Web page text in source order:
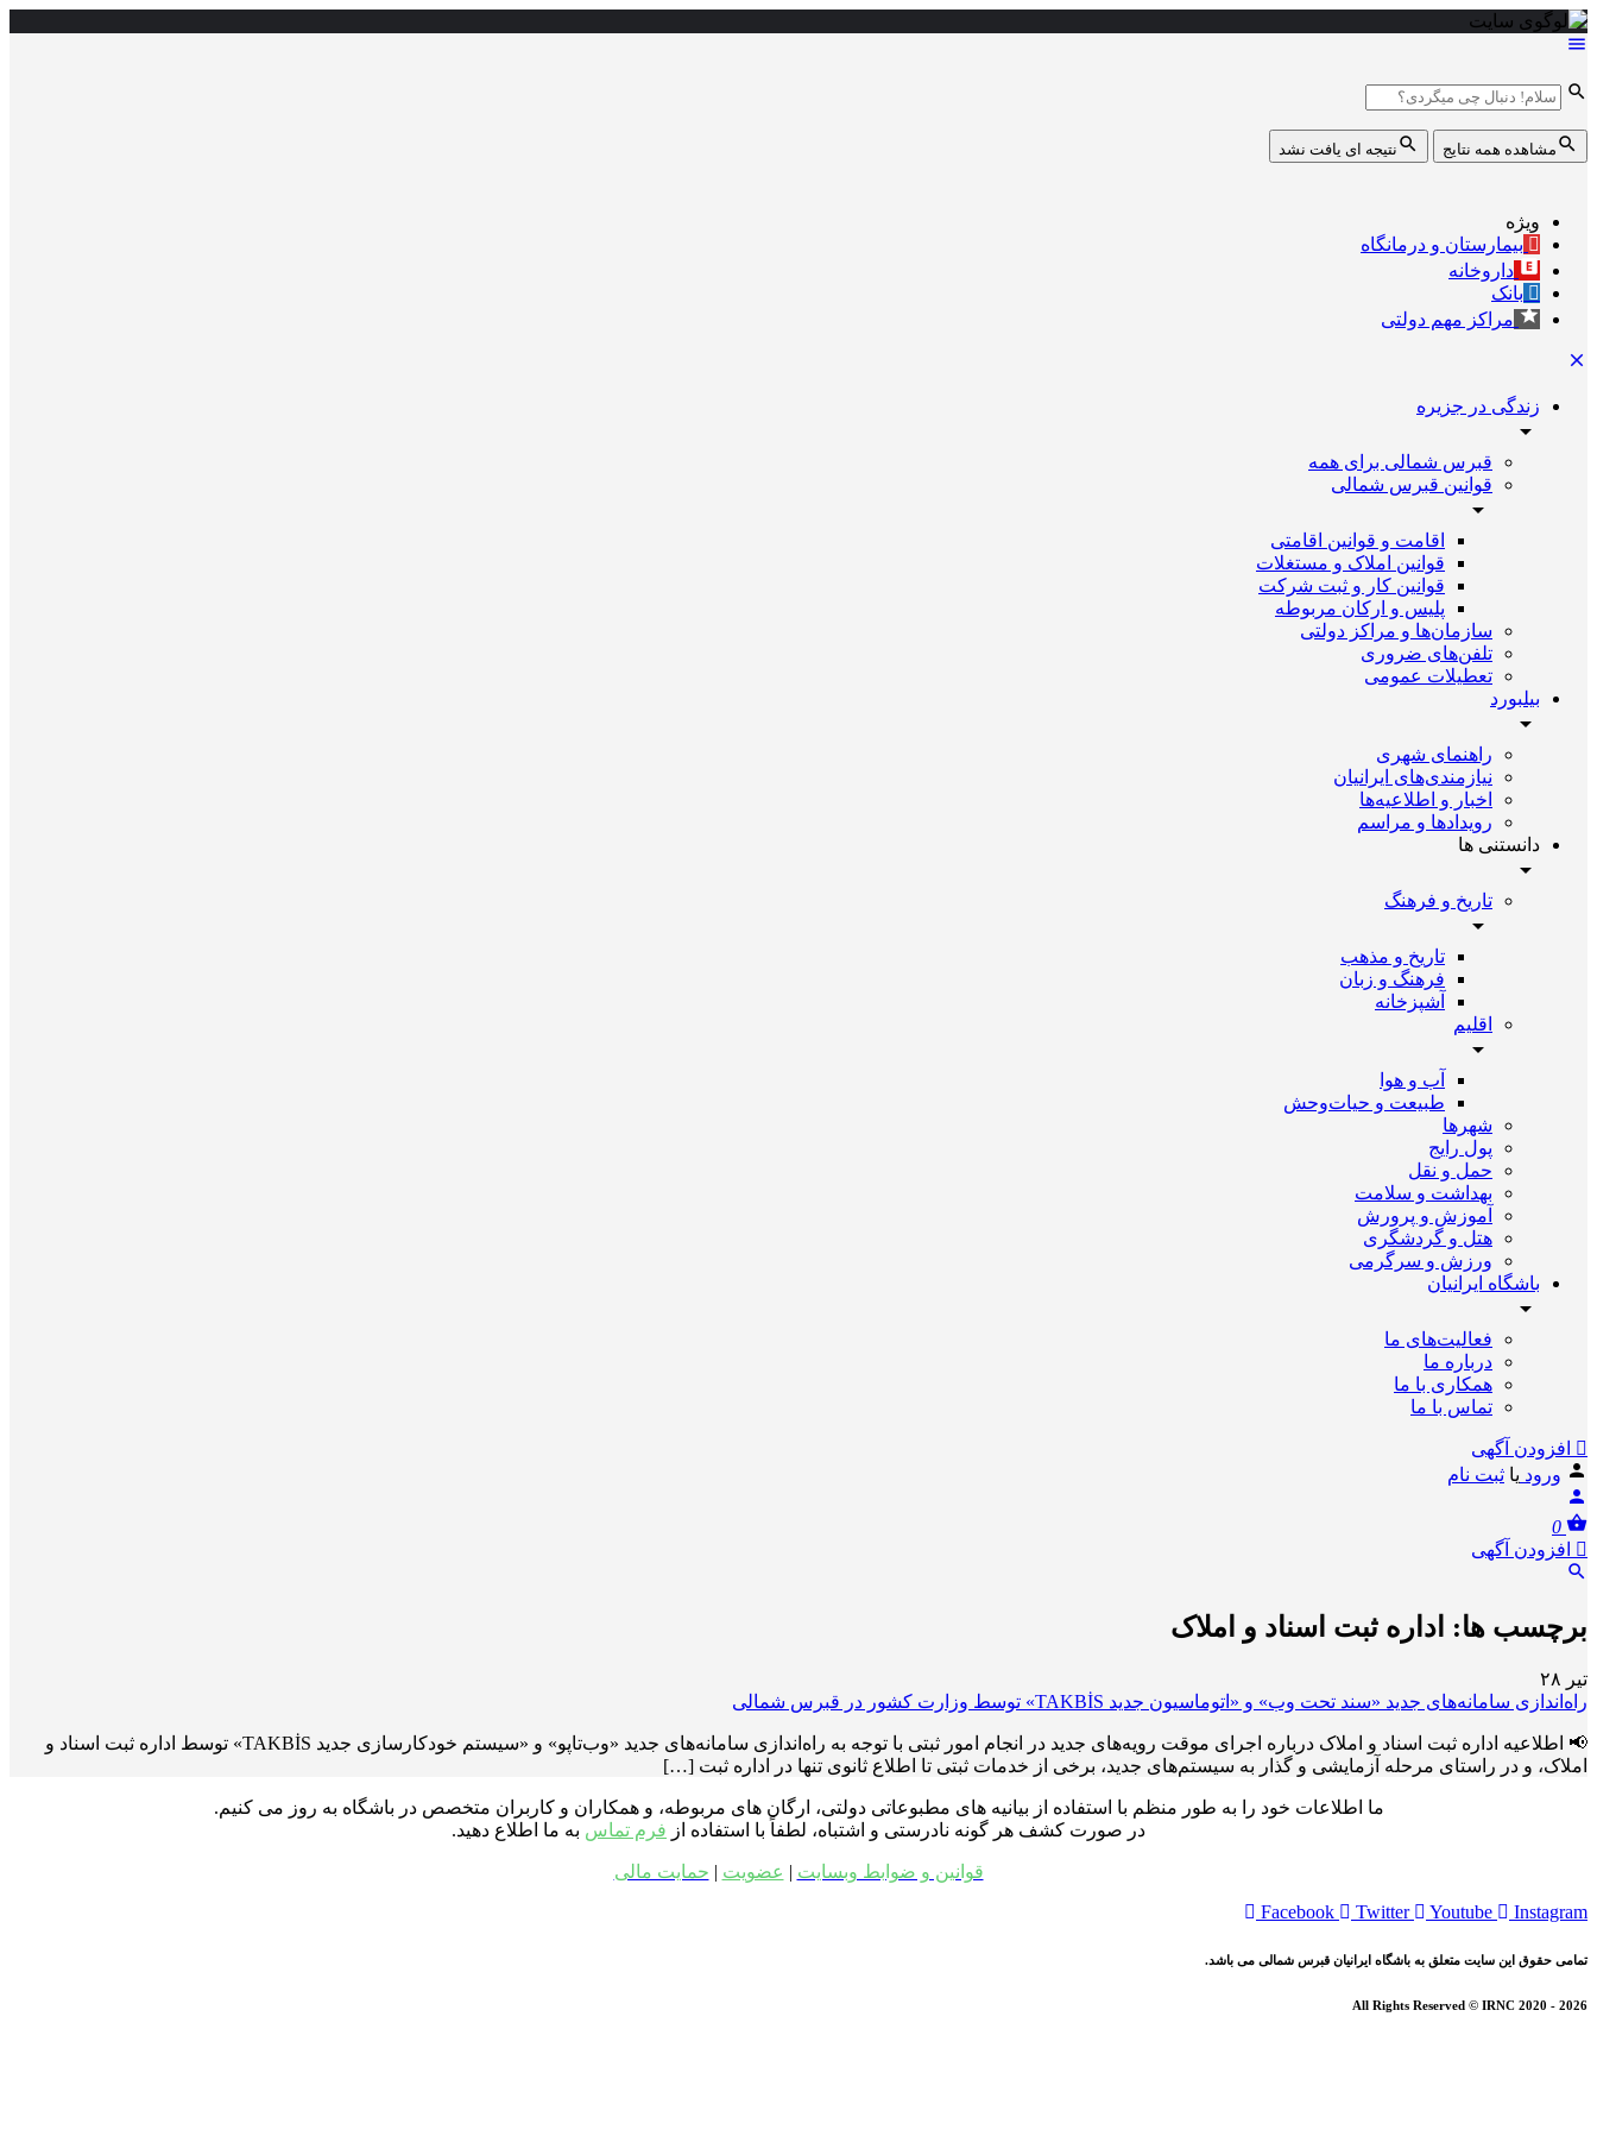
مشاهده همه نتایج نتیجه ای یافت نشد
ویژه
بیمارستان و درمانگاه
داروخانه
بانک
مراکز مهم دولتی
زندگی در جزیره
قبرس شمالی برای همه
قوانین قبرس شمالی
اقامت و قوانین اقامتی
قوانین املاک و مستغلات
قوانین کار و ثبت شرکت
پلیس و ارکان مربوطه
سازمان‌ها و مراکز دولتی
تلفن‌های ضروری
تعطیلات عمومی
بیلبورد
راهنمای شهری
نیازمندی‌های ایرانیان
اخبار و اطلاعیه‌ها
رویداد‌ها و مراسم
دانستنی ها
تاریخ و فرهنگ
تاریخ و مذهب
فرهنگ و زبان
آشپزخانه
اقلیم
آب و هوا
طبیعت و حیات‌وحش
شهرها
پول رایج
حمل و نقل
بهداشت و سلامت
آموزش و پرورش
هتل و گردشگری
ورزش و سرگرمی
باشگاه ایرانیان
فعالیت‌های ما
درباره ما
همکاری با ما
تماس با ما
افزودن آگهی
ورود یا ثبت نام
0
افزودن آگهی
برچسب ها: اداره ثبت اسناد و املاک
تیر ۲۸
راه‌اندازی سامانه‌های جدید «سند تحت وب» و «اتوماسیون جدید TAKBİS» توسط وزارت کشور در قبرس شمالی
📢 اطلاعیه اداره ثبت اسناد و املاک درباره اجرای موقت رویه‌های جدید در انجام امور ثبتی با توجه به راه‌اندازی سامانه‌های جدید «وب‌تاپو» و «سیستم خودکارسازی جدید TAKBİS» توسط اداره ثبت اسناد و
املاک، و در راستای مرحله آزمایشی و گذار به سیستم‌های جدید، برخی از خدمات ثبتی تا اطلاع ثانوی تنها در اداره ثبت […]
ما اطلاعات خود را به طور منظم با استفاده از بیانیه های مطبوعاتی دولتی، ارگان های مربوطه، و همکاران و کاربران متخصص در باشگاه به روز می کنیم.
در صورت کشف هر گونه نادرستی و اشتباه، لطفاً با استفاده از فرم تماس به ما اطلاع دهید.
قوانین و ضوابط وبسایت | عضویت | حمایت مالی
Facebook
Twitter Youtube Instagram
تمامی حقوق این سایت متعلق به باشگاه ایرانیان قبرس شمالی می باشد.
All Rights Reserved © IRNC 2020 - 2026